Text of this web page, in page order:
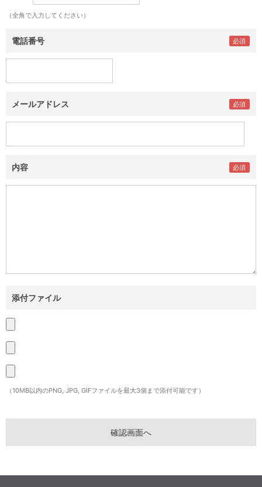
（全角で入力してください）
電話番号
メールアドレス
内容
添付ファイル
（10MB以内のPNG, JPG, GIFファイルを最大3個まで添付可能です）